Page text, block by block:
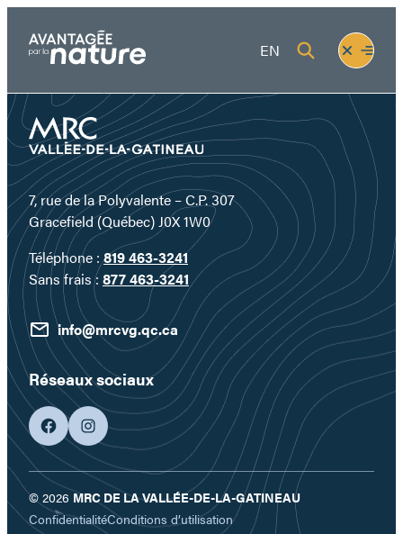
contenu
EN
Fermer
le
menu
Ouvrir
le
7, rue de la Polyvalente – C.P. 307
Gracefield (Québec) J0X 1W0
Téléphone :819 463-3241
Sans frais : 877 463-3241
info@mrcvg.qc.ca
Réseaux sociaux
facebookgoogleplus
© 2026 MRC DE LA VALLÉE-DE-LA-GATINEAU
ConfidentialitéConditions d’utilisation